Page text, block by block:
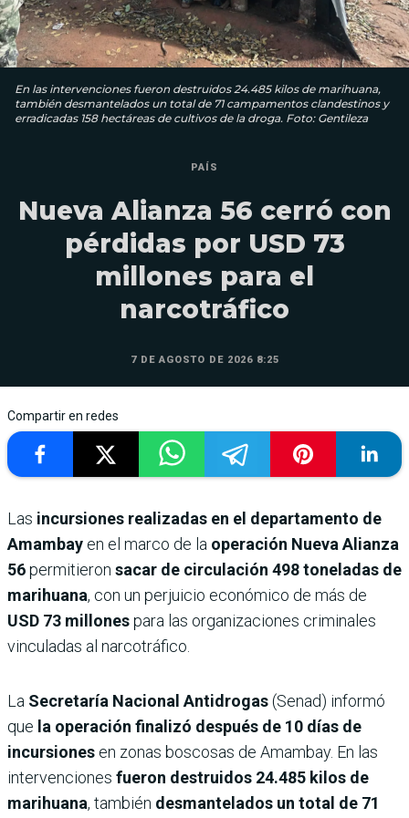
En las intervenciones fueron destruidos 24.485 kilos de marihuana,
también desmantelados un total de 71 campamentos clandestinos y
erradicadas 158 hectáreas de cultivos de la droga. Foto: Gentileza
PAÍS
Nueva Alianza 56 cerró con
pérdidas por USD 73
millones para el
narcotráfico
7 DE AGOSTO DE 2026 8:25
Compartir en redes
Las incursiones realizadas en el departamento de
Amambay en el marco de la operación Nueva Alianza
56permitieron sacar de circulación 498 toneladas de
marihuana, con un perjuicio económico de más de
USD 73 millonespara las organizaciones criminales
vinculadas al narcotráfico.
La Secretaría Nacional Antidrogas(Senad) informó
que la operación finalizó después de 10 días de
incursiones en zonas boscosas de Amambay. En las
intervenciones fueron destruidos 24.485 kilos de
marihuana, también desmantelados un total de 71